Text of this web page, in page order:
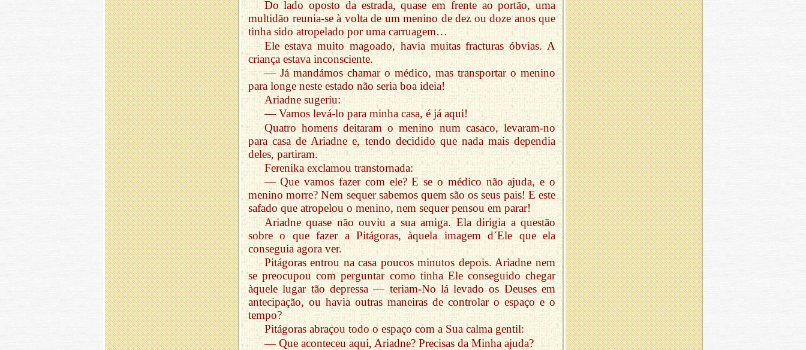
Do lado oposto da estrada, quase em frente ao portão, uma
multidão reunia-se à volta de um menino de dez ou doze anos que
tinha sido atropelado por uma carruagem…
Ele estava muito magoado, havia muitas fracturas óbvias. A
criança estava inconsciente.
— Já mandámos chamar o médico, mas transportar o menino
para longe neste estado não seria boa ideia!
Ariadne sugeriu:
— Vamos levá-lo para minha casa, é já aqui!
Quatro homens deitaram o menino num casaco, levaram-no
para casa de Ariadne e, tendo decidido que nada mais dependia
deles, partiram.
Ferenika exclamou transtornada:
— Que vamos fazer com ele? E se o médico não ajuda, e o
menino morre? Nem sequer sabemos quem são os seus pais! E este
safado que atropelou o menino, nem sequer pensou em parar!
Ariadne quase não ouviu a sua amiga. Ela dirigia a questão
sobre o que fazer a Pitágoras, àquela imagem d´Ele que ela
conseguia agora ver.
Pitágoras entrou na casa poucos minutos depois. Ariadne nem
se preocupou com perguntar como tinha Ele conseguido chegar
àquele lugar tão depressa — teriam-No lá levado os Deuses em
antecipação, ou havia outras maneiras de controlar o espaço e o
tempo?
Pitágoras abraçou todo o espaço com a Sua calma gentil:
— Que aconteceu aqui, Ariadne? Precisas da Minha ajuda?